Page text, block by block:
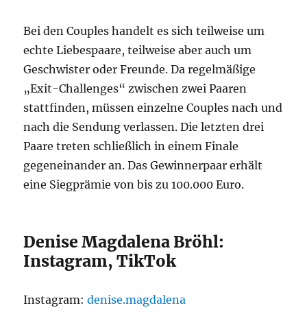
Bei den Couples handelt es sich teilweise um
echte Liebespaare, teilweise aber auch um
Geschwister oder Freunde. Da regelmäßige
„Exit-Challenges“ zwischen zwei Paaren
stattfinden, müssen einzelne Couples nach und
nach die Sendung verlassen. Die letzten drei
Paare treten schließlich in einem Finale
gegeneinander an. Das Gewinnerpaar erhält
eine Siegprämie von bis zu 100.000 Euro.
Denise Magdalena Bröhl:
Instagram, TikTok
Instagram:denise.magdalena